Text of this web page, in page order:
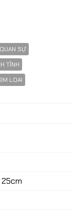
SỰ
TĨNH
LOAI